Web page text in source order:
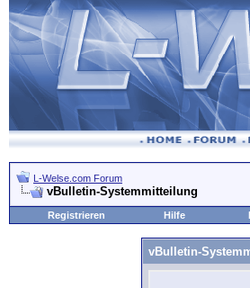
L-Welse.com Forum
vBulletin-Systemmitteilung
Registrieren Hilfe
vBulletin-